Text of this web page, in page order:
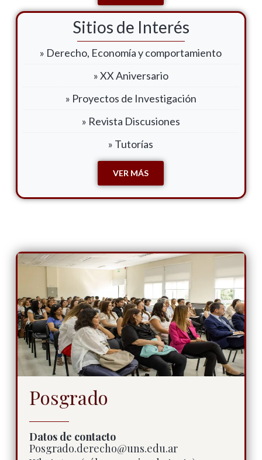
Sitios de Interés
» Derecho, Economía y comportamiento
» XX Aniversario
» Proyectos de Investigación
» Revista Discusiones
» Tutorías
VER MÁS
Posgrado
Datos de contacto
Posgrado.derecho@uns.edu.ar